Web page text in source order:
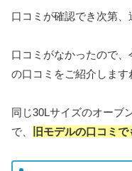
口コミが確認でき次第、
口コミがなかったので
の口コミをご紹介します
同じ30Lサイズのオーブ
で、
旧モデルの口コミ